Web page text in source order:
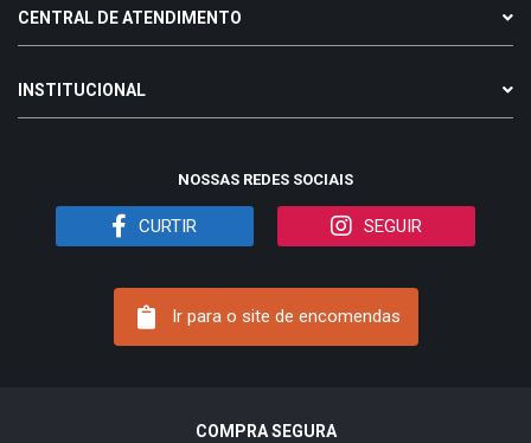
CENTRAL DE ATENDIMENTO
INSTITUCIONAL
NOSSAS REDES SOCIAIS
CURTIR SEGUIR
Ir para o site de encomendas
COMPRA SEGURA